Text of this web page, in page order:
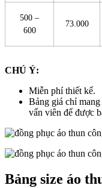
500 –
600
73.000
CHÚ Ý:
Miễn phí thiết kế.
Bảng giá chỉ
vấn viên để được
Bảng size áo